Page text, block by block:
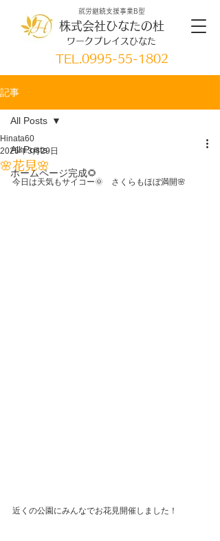
就労継続支援事業B型
株式会社ひなたの杜
ワークプレイスひなた
TEL. 0995-55-1802
記事
All Posts
ホームページ完成🌻
All Posts
🌸花見🌸
Hinata60
2025年3月29日
今日は天気もサイコー🌞　さくらもほぼ満開🌸
近くの公園にみんなでお花見開催しました！